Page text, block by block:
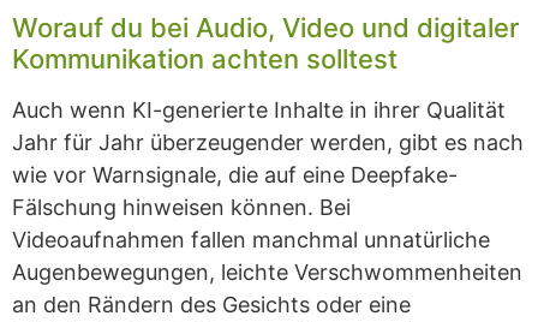
Worauf du bei Audio, Video und digitaler
Kommunikation achten solltest
Auch wenn KI-generierte Inhalte in ihrer Qualität
Jahr für Jahr überzeugender werden, gibt es nach
wie vor Warnsignale, die auf eine Deepfake-
Fälschung hinweisen können. Bei
Videoaufnahmen fallen manchmal unnatürliche
Augenbewegungen, leichte Verschwommenheiten
an den Rändern des Gesichts oder eine